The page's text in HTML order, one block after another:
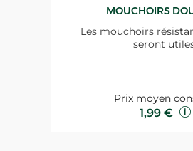
MOUCHOIRS
Les mouchoirs
seront
Prix moyen
1,99 €